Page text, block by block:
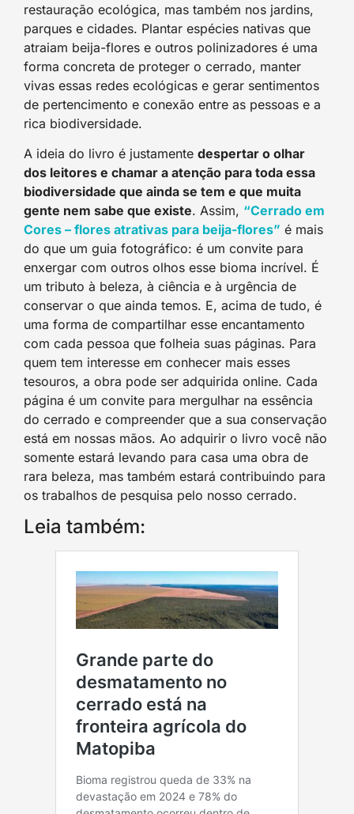
restauração ecológica, mas também nos jardins,
parques e cidades. Plantar espécies nativas que
atraiam beija-flores e outros polinizadores é uma
forma concreta de proteger o cerrado, manter
vivas essas redes ecológicas e gerar sentimentos
de pertencimento e conexão entre as pessoas e a
rica biodiversidade.
A ideia do livro é justamente despertar o olhar
dos leitores e chamar a atenção para toda essa
biodiversidade que ainda se tem e que muita
gente nem sabe que existe. Assim, “Cerrado em
Cores – flores atrativas para beija-flores” é mais
do que um guia fotográfico: é um convite para
enxergar com outros olhos esse bioma incrível. É
um tributo à beleza, à ciência e à urgência de
conservar o que ainda temos. E, acima de tudo, é
uma forma de compartilhar esse encantamento
com cada pessoa que folheia suas páginas. Para
quem tem interesse em conhecer mais esses
tesouros, a obra pode ser adquirida online. Cada
página é um convite para mergulhar na essência
do cerrado e compreender que a sua conservação
está em nossas mãos. Ao adquirir o livro você não
somente estará levando para casa uma obra de
rara beleza, mas também estará contribuindo para
os trabalhos de pesquisa pelo nosso cerrado.
Leia também: